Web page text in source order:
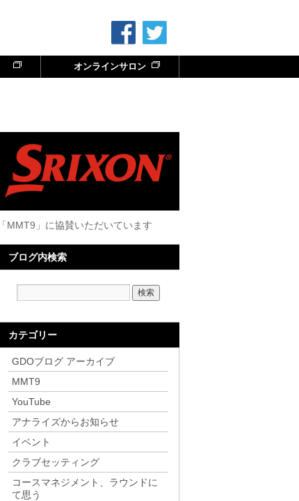
オンラインサロン
「MMT9」に協賛いただいています
ブログ内検索
カテゴリー
GDOブログ アーカイブ
MMT9
YouTube
アナライズからお知らせ
イベント
クラブセッティング
コースマネジメント、ラウンドに
て思う